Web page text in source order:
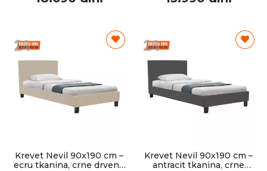
Krevet Nevil 90x190 cm –
ecru tkanina, crne drvene
Krevet Nevil 90x190 cm –
antracit tkanina, crne